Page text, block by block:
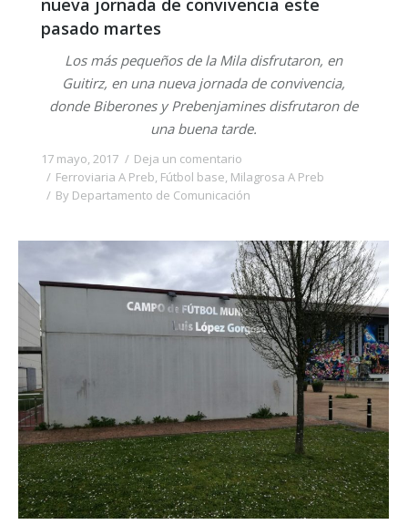
nueva jornada de convivencia este
pasado martes
Los más pequeños de la Mila disfrutaron, en
Guitirz, en una nueva jornada de convivencia,
donde Biberones y Prebenjamines disfrutaron de
una buena tarde.
17 mayo, 2017
Deja un comentario
Ferroviaria A Preb, Fútbol base, Milagrosa A Preb
By Departamento de Comunicación